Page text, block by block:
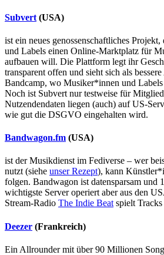
Subvert (USA)
ist ein neues genossenschaftliches
und Labels einen Online-Marktplatz für
aufbauen will. Die Plattform legt ihr
transparent offen und sieht sich als
Bandcamp, wo Musiker*innen und
Noch ist Subvert nur testweise für
Nutzendendaten liegen (auch) auf US-
wie gut die DSGVO eingehalten wird.
Bandwagon.fm (USA)
ist der Musikdienst im Fediverse – wer
nutzt (siehe unser Rezept), kann
folgen. Bandwagon ist datensparsam und
wichtigste Server operiert aber aus den
Stream-Radio The Indie Beatspielt
Deezer (Frankreich)
Ein Allrounder mit über 90 Millionen